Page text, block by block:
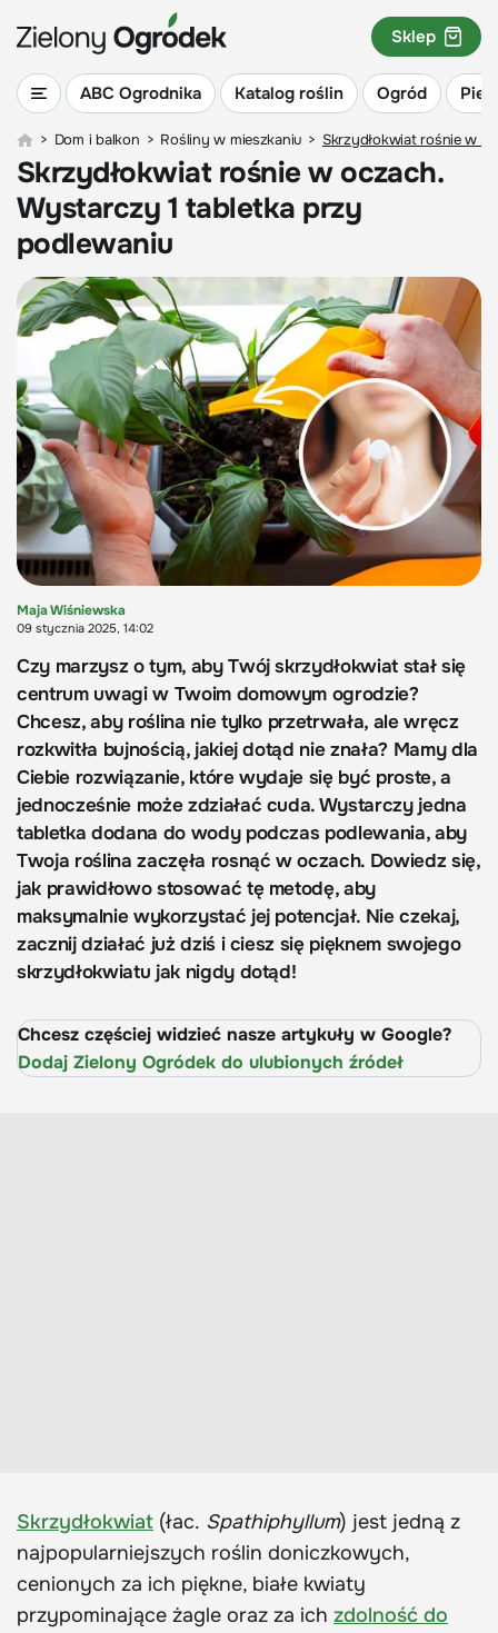
ABC Ogrodnika Katalog roślin Ogród
Sklep
> Dom i balkon > Rośliny w mieszkaniu > Skrzydłokwiat rośnie w
Skrzydłokwiat rośnie w oczach.
Wystarczy 1 tabletka przy
podlewaniu
Maja Wiśniewska
09 stycznia 2025, 14:02
Czy marzysz o tym, aby Twój skrzydłokwiat stał się
centrum uwagi w Twoim domowym ogrodzie?
Chcesz, aby roślina nie tylko przetrwała, ale wręcz
rozkwitła bujnością, jakiej dotąd nie znała? Mamy dla
Ciebie rozwiązanie, które wydaje się być proste, a
jednocześnie może zdziałać cuda. Wystarczy jedna
tabletka dodana do wody podczas podlewania, aby
Twoja roślina zaczęła rosnąć w oczach. Dowiedz się,
jak prawidłowo stosować tę metodę, aby
maksymalnie wykorzystać jej potencjał. Nie czekaj,
zacznij działać już dziś i ciesz się pięknem swojego
skrzydłokwiatu jak nigdy dotąd!
Chcesz częściej widzieć nasze artykuły w Google?
Dodaj Zielony Ogródek do ulubionych źródeł
Skrzydłokwiat (łac. Spathiphyllum) jest jedną z
najpopularniejszych roślin doniczkowych,
cenionych za ich piękne, białe kwiaty
przypominające żagle oraz za ich zdolność do